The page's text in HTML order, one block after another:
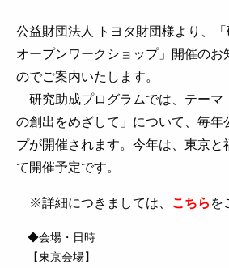
公益財団法人 トヨタ財団様より、
オープンワークショップ」開催のお
のでご案内いたします。
研究助成プログラムでは、テーマ
の創出をめざして」について、毎年
プが開催されます。今年は、東京と
て開催予定です。
※詳細につきましては、 こちら を
◆会場・日時
【東京会場】